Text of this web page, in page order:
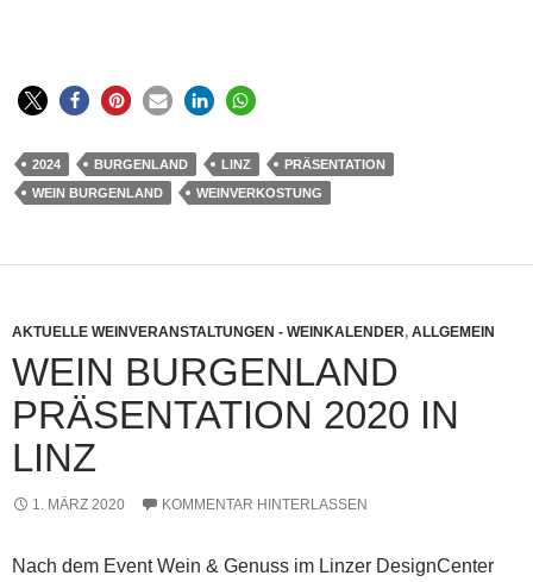
2024 BURGENLAND LINZ
PRÄSENTATION
WEIN BURGENLAND
WEINVERKOSTUNG
AKTUELLE WEINVERANSTALTUNGEN - WEINKALENDER, ALLGEMEIN
WEIN BURGENLAND
PRÄSENTATION 2020 IN
LINZ
1. MÄRZ 2020 KOMMENTAR HINTERLASSEN
Nach dem Event Wein & Genuss im Linzer DesignCenter